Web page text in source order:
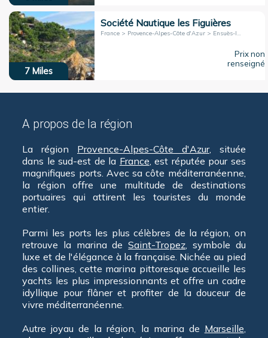
7 Miles
Société Nautique les Figuières
France > Provence-Alpes-Côte d'Azur > Ensuès-la-Redonne
Prix non
renseigné
A propos de la région
La région Provence-Alpes-Côte d'Azur, située
dans le sud-est de la France, est réputée pour ses
magnifiques ports. Avec sa côte méditerranéenne,
la région offre une multitude de destinations
portuaires qui attirent les touristes du monde
entier.
Parmi les ports les plus célèbres de la région, on
retrouve la marina deSaint-Tropez, symbole du
luxe et de l'élégance à la française. Nichée au pied
des collines, cette marina pittoresque accueille les
yachts les plus impressionnants et offre un cadre
idyllique pour flâner et profiter de la douceur de
vivre méditerranéenne.
Autre joyau de la région, la marina de Marseille,